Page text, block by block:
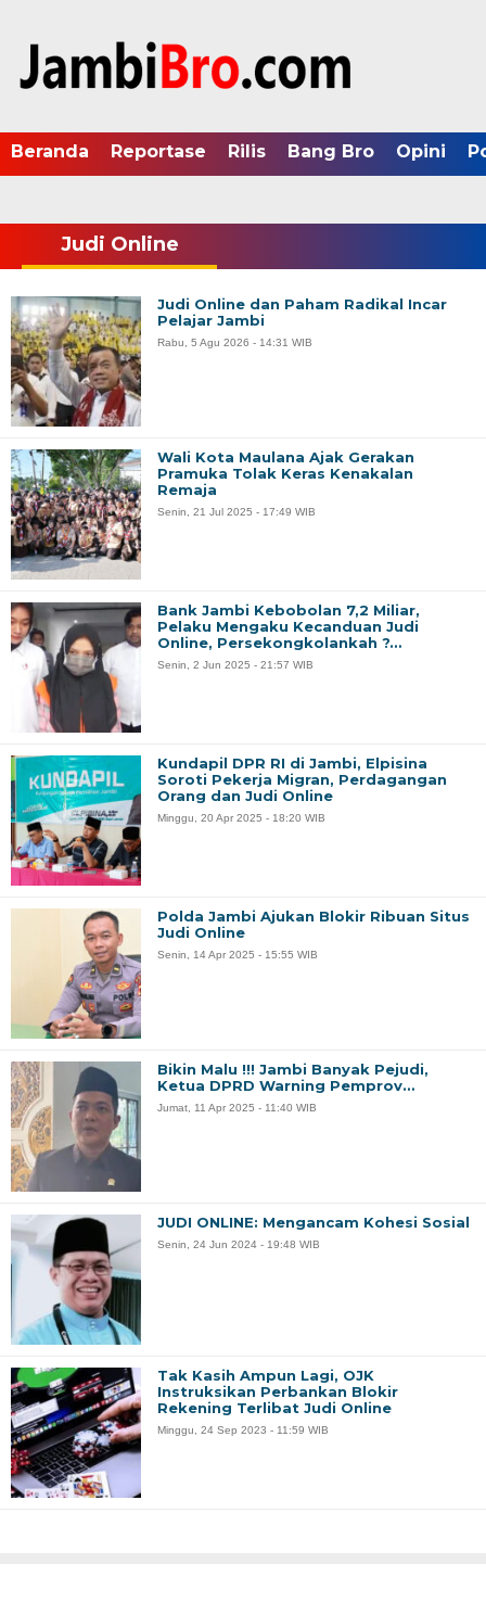
Beranda Reportase Rilis Bang Bro Opini
Judi Online
Judi Online dan Paham Radikal Incar
Pelajar Jambi
Rabu, 5 Agu 2026 - 14:31 WIB
Wali Kota Maulana Ajak Gerakan
Pramuka Tolak Keras Kenakalan
Remaja
Senin, 21 Jul 2025 - 17:49 WIB
Bank Jambi Kebobolan 7,2 Miliar,
Pelaku Mengaku Kecanduan Judi
Online, Persekongkolankah ?…
Senin, 2 Jun 2025 - 21:57 WIB
Kundapil DPR RI di Jambi, Elpisina
Soroti Pekerja Migran, Perdagangan
Orang dan Judi Online
Minggu, 20 Apr 2025 - 18:20 WIB
Polda Jambi Ajukan Blokir Ribuan Situs
Judi Online
Senin, 14 Apr 2025 - 15:55 WIB
Bikin Malu !!! Jambi Banyak Pejudi,
Ketua DPRD Warning Pemprov…
Jumat, 11 Apr 2025 - 11:40 WIB
JUDI ONLINE: Mengancam Kohesi Sosial
Senin, 24 Jun 2024 - 19:48 WIB
Tak Kasih Ampun Lagi, OJK
Instruksikan Perbankan Blokir
Rekening Terlibat Judi Online
Minggu, 24 Sep 2023 - 11:59 WIB